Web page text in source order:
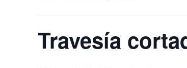
Travesía